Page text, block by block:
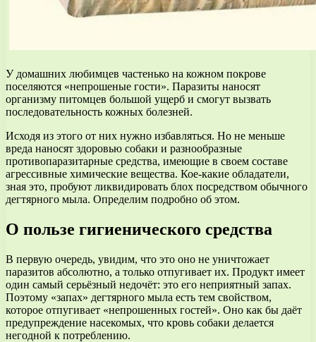
У домашних любимцев частенько на кожном покрове
поселяются «непрошеные гости». Паразиты наносят
организму питомцев большой ущерб и смогут вызвать
последовательность кожных болезней.
Исходя из этого от них нужно избавляться. Но не меньше
вреда наносят здоровью собаки и разнообразные
противопаразитарные средства, имеющие в своем составе
агрессивные химические вещества. Кое-какие обладатели,
зная это, пробуют ликвидировать блох посредством обычного
дегтярного мыла. Определим подробно об этом.
О пользе гигиенического средства
В первую очередь, увидим, что это оно не уничтожает
паразитов абсолютно, а только отпугивает их. Продукт имеет
один самый серьёзный недочёт: это его неприятный запах.
Поэтому «запах» дегтярного мыла есть тем свойством,
которое отпугивает «непрошенных гостей». Оно как бы даёт
предупреждение насекомых, что кровь собаки делается
негодной к потреблению.